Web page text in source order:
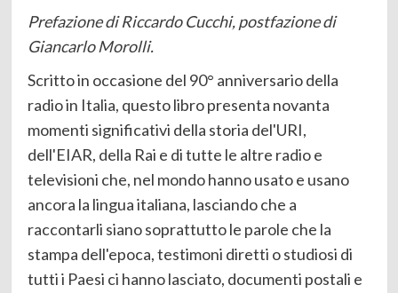
Prefazione di Riccardo Cucchi, postfazione di
Giancarlo Morolli.
Scritto in occasione del 90° anniversario della
radio in Italia, questo libro presenta novanta
momenti significativi della storia del'URI,
dell'EIAR, della Rai e di tutte le altre radio e
televisioni che, nel mondo hanno usato e usano
ancora la lingua italiana, lasciando che a
raccontarli siano soprattutto le parole che la
stampa dell'epoca, testimoni diretti o studiosi di
tutti i Paesi ci hanno lasciato, documenti postali e